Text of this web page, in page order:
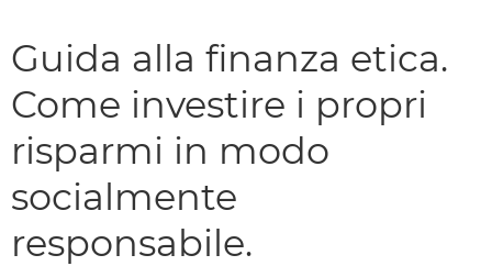
Guida alla finanza etica.
Come investire i propri
risparmi in modo
socialmente
responsabile.